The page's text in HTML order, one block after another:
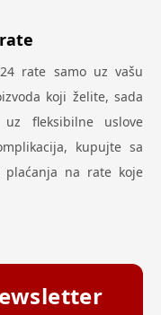
rate samo uz vašu
koji želite, sada
fleksibilne uslove
kupujte sa
plaćanja na rate koje